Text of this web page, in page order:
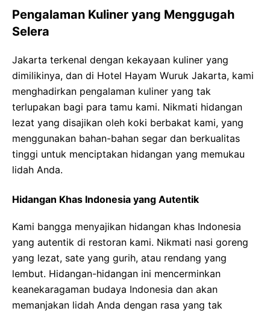
Pengalaman Kuliner yang Menggugah
Selera
Jakarta terkenal dengan kekayaan kuliner yang
dimilikinya, dan di Hotel Hayam Wuruk Jakarta, kami
menghadirkan pengalaman kuliner yang tak
terlupakan bagi para tamu kami. Nikmati hidangan
lezat yang disajikan oleh koki berbakat kami, yang
menggunakan bahan-bahan segar dan berkualitas
tinggi untuk menciptakan hidangan yang memukau
lidah Anda.
Hidangan Khas Indonesia yang Autentik
Kami bangga menyajikan hidangan khas Indonesia
yang autentik di restoran kami. Nikmati nasi goreng
yang lezat, sate yang gurih, atau rendang yang
lembut. Hidangan-hidangan ini mencerminkan
keanekaragaman budaya Indonesia dan akan
memanjakan lidah Anda dengan rasa yang tak